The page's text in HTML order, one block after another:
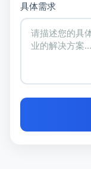
具体需求